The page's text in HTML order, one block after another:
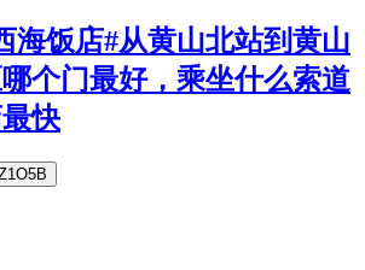
海饭店#从黄山北站到黄山
个门最好，乘坐什么索道
快